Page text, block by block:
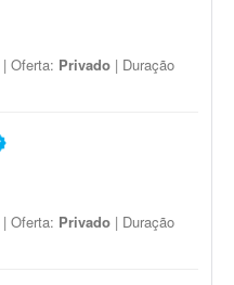
| Oferta: Privado | Duração
| Oferta: Privado | Duração